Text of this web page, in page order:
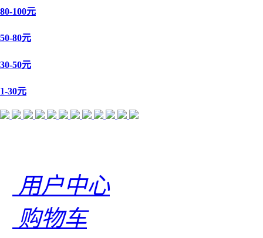
80-100元
50-80元
30-50元
1-30元
用户中心
购物车